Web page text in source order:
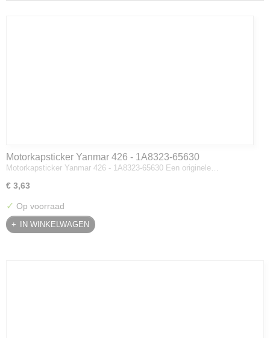
Motorkapsticker Yanmar 426 - 1A8323-65630
Motorkapsticker Yanmar 426 - 1A8323-65630 Een originele…
€ 3,63
✓ Op voorraad
IN WINKELWAGEN